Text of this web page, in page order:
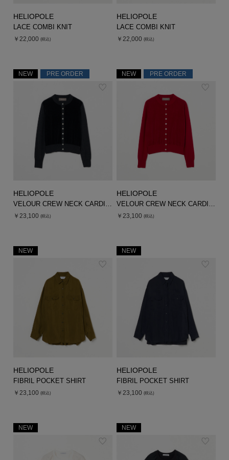
HELIOPOLE
LACE COMBI KNIT
￥22,000 (税込)
HELIOPOLE
LACE COMBI KNIT
￥22,000 (税込)
NEW PRE ORDER
HELIOPOLE
￥23,100 (税込)
NEW PRE ORDER
HELIOPOLE
￥23,100 (税込)
NEW
HELIOPOLE
FIBRIL POCKET SHIRT
￥23,100 (税込)
NEW
HELIOPOLE
FIBRIL POCKET SHIRT
￥23,100 (税込)
NEW NEW